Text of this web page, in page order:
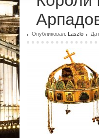
Опубликовал: Laszlo